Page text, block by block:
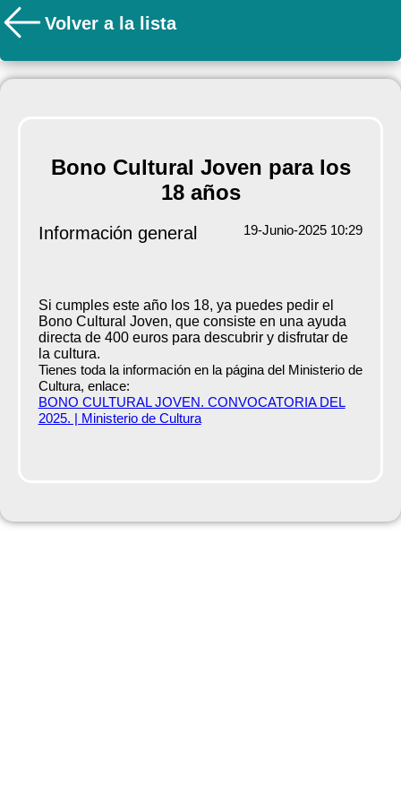
Volver a la lista
Bono Cultural Joven para los
18 años
Información general 19-Junio-2025 10:29
Si cumples este año los 18, ya puedes pedir el
Bono Cultural Joven, que consiste en una ayuda
directa de 400 euros para descubrir y disfrutar de
la cultura.
Tienes toda la información en la página del Ministerio de
Cultura, enlace:
BONO CULTURAL JOVEN. CONVOCATORIA DEL
2025. | Ministerio de Cultura